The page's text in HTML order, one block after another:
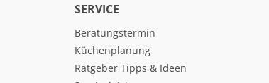
SERVICE
Beratungstermin
Küchenplanung
Ratgeber Tipps & Ideen